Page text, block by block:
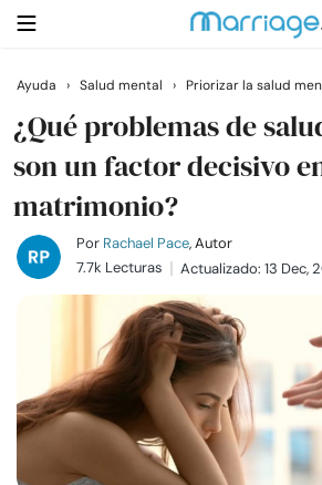
Buscar
Casarse
Relaciones
Ayuda
Ayuda › Salud mental › Priorizar la salud
¿Qué problemas de
son un factor decisivo
matrimonio?
Por Rachael Pace, Autor
7.7k Lecturas
Actualizado: 13 Dec,